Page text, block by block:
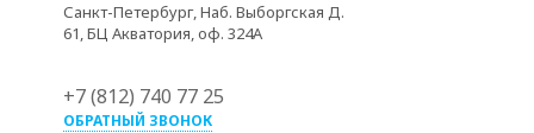
Санкт-Петербург, Наб. Выборгская Д.
61, БЦ Акватория, оф. 324А
+7 (812) 740 77 25
ОБРАТНЫЙ ЗВОНОК